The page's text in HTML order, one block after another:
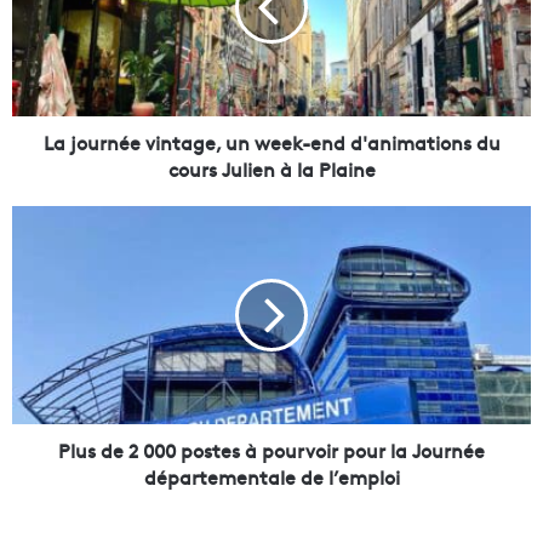
u
r
n
é
e
w
e
La journée vintage, un week-end d'animations du
cours Julien à la Plaine
0
0
Plus de 2 000 postes à pourvoir pour la Journée
départementale de l’emploi